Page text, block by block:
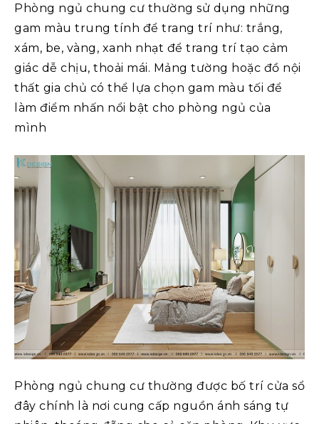
Phòng ngủ chung cư thường sử dụng những
gam màu trung tính để trang trí như: trắng,
xám, be, vàng, xanh nhạt để trang trí tạo cảm
giác dễ chịu, thoải mái. Mảng tường hoặc đồ nội
thất gia chủ có thể lựa chọn gam màu tối để
làm điểm nhấn nổi bật cho phòng ngủ của
mình
Phòng ngủ chung cư thường được bố trí cửa sổ
đây chính là nơi cung cấp nguồn ánh sáng tự